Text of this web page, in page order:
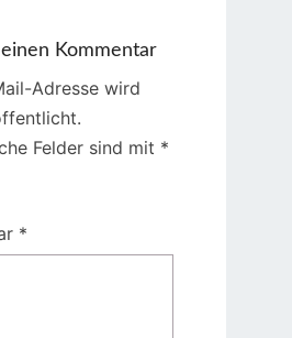
Kommentar
Adresse wird
Felder sind mit *
*